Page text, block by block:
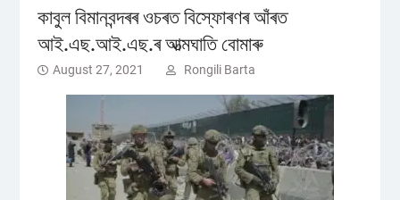
কাবুল বিমানবন্দৰৰ ওচৰত বিস্ফোৰণৰ আঁৰত
আই.এছ.আই.এছ.ৰ আত্মঘাতি বোমাৰু
August 27, 2021 Rongili Barta